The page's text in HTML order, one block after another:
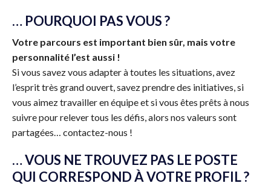
… POURQUOI PAS VOUS ?
Votre parcours est important bien sûr, mais votre
personnalité l’est aussi !
Si vous savez vous adapter à toutes les situations, avez
l’esprit très grand ouvert, savez prendre des initiatives, si
vous aimez travailler en équipe et si vous êtes prêts à nous
suivre pour relever tous les défis, alors nos valeurs sont
partagées… contactez-nous !
… VOUS NE TROUVEZ PAS LE POSTE
QUI CORRESPOND À VOTRE PROFIL?